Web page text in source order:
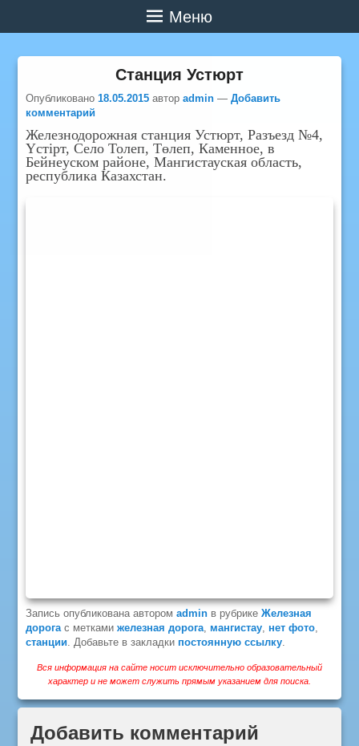
Меню
Станция Устюрт
Опубликовано18.05.2015 авторadmin —Добавить
комментарий
Железнодорожная станция Устюрт, Разъезд №4,
Үстірт, Село Толеп, Төлеп, Каменное, в
Бейнеуском районе, Мангистауская область,
республика Казахстан.
Запись опубликована авторомadmin в рубрикеЖелезная
дорогас меткамижелезная дорога, мангистау, нет фото,
станции. Добавьте в закладки постоянную ссылку.
Вся информация на сайте носит исключительно образовательный
характер и не может служить прямым указанием для поиска.
Добавить комментарий